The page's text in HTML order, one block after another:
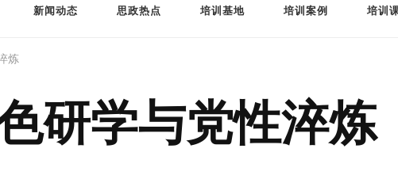
新闻动态 思政热点 培训基地 培训案例 培训
炼
研学与党性淬炼